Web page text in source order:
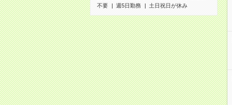
不要
週5日勤務 土日祝日が休み